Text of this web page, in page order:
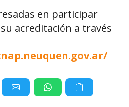
en participar
acreditación a través